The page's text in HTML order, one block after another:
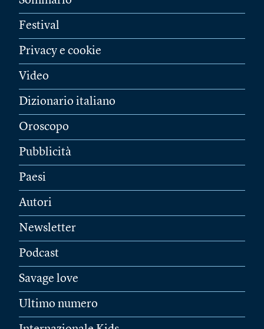
Festival
Privacy e cookie
Video
Dizionario italiano
Oroscopo
Pubblicità
Paesi
Autori
Newsletter
Podcast
Savage love
Ultimo numero